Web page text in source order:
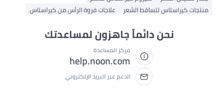
منتجات كيراستاس لتساقط الشعر
علاجات فروة الرأس من كيراستاس
نحن دائماً جاهزون لمساعدتك
مركز المساعدة
help.noon.com
الدعم عبر البريد الإلكتروني